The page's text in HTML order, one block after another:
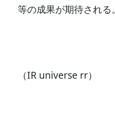
等の成果が期待される。
（IR universe rr）